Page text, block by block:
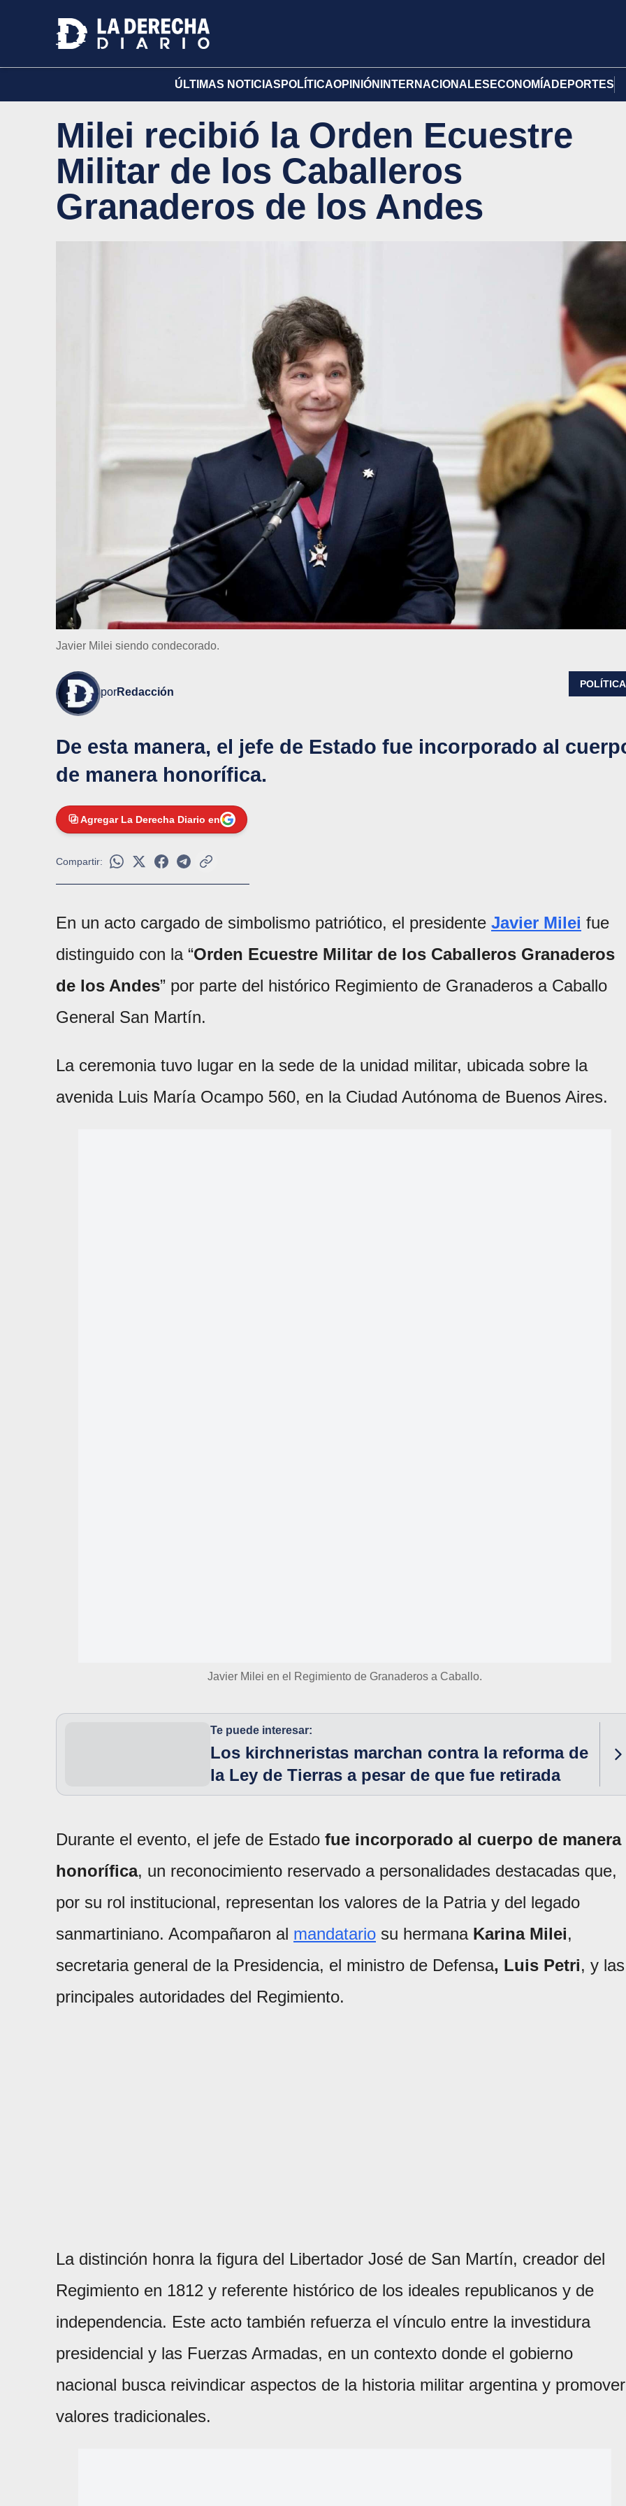
ÚLTIMAS NOTICIAS POLÍTICAOPINIÓN INTERNACIONALES ECONOMÍA DEPORTES
Milei recibió la Orden Ecuestre
Militar de los Caballeros
Granaderos de los Andes
Javier Milei siendo condecorado.
porRedacción
POLÍTICA
De esta manera, el jefe de Estado fue incorporado al
de manera honorífica.
Agregar La Derecha Diario en
Compartir:
En un acto cargado de simbolismo patriótico, el presidente Javier Milei fue
distinguido con la “Orden Ecuestre Militar de los Caballeros Granaderos
de los Andes” por parte del histórico Regimiento de Granaderos a Caballo
General San Martín.
La ceremonia tuvo lugar en la sede de la unidad militar, ubicada sobre la
avenida Luis María Ocampo 560, en la Ciudad Autónoma de Buenos Aires.
Javier Milei en el Regimiento de Granaderos a Caballo.
Te puede interesar:
Los kirchneristas marchan contra la reforma de
la Ley de Tierras a pesar de que fue retirada
Durante el evento, el jefe de Estado fue incorporado al cuerpo de manera
honorífica, un reconocimiento reservado a personalidades destacadas que,
por su rol institucional, representan los valores de la Patria y del legado
sanmartiniano. Acompañaron al mandatario su hermana Karina Milei,
secretaria general de la Presidencia, el ministro de Defensa, Luis Petri, y las
principales autoridades del Regimiento.
La distinción honra la figura del Libertador José de San Martín, creador del
Regimiento en 1812 y referente histórico de los ideales republicanos y de
independencia. Este acto también refuerza el vínculo entre la investidura
presidencial y las Fuerzas Armadas, en un contexto donde el gobierno
nacional busca reivindicar aspectos de la historia militar argentina y promover
valores tradicionales.